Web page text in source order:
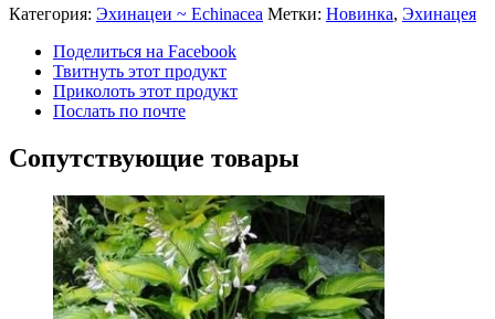
Категория: Эхинацеи ~ Echinacea Метки: Новинка, Эхинацея
Поделиться на Facebook
Твитнуть этот продукт
Приколоть этот продукт
Послать по почте
Сопутствующие товары